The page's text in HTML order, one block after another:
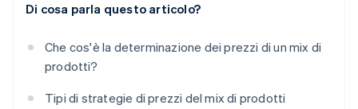
Di cosa parla questo articolo?
Che cos'è la determinazione dei prezzi di un mix di
prodotti?
Tipi di strategie di prezzi del mix di prodotti